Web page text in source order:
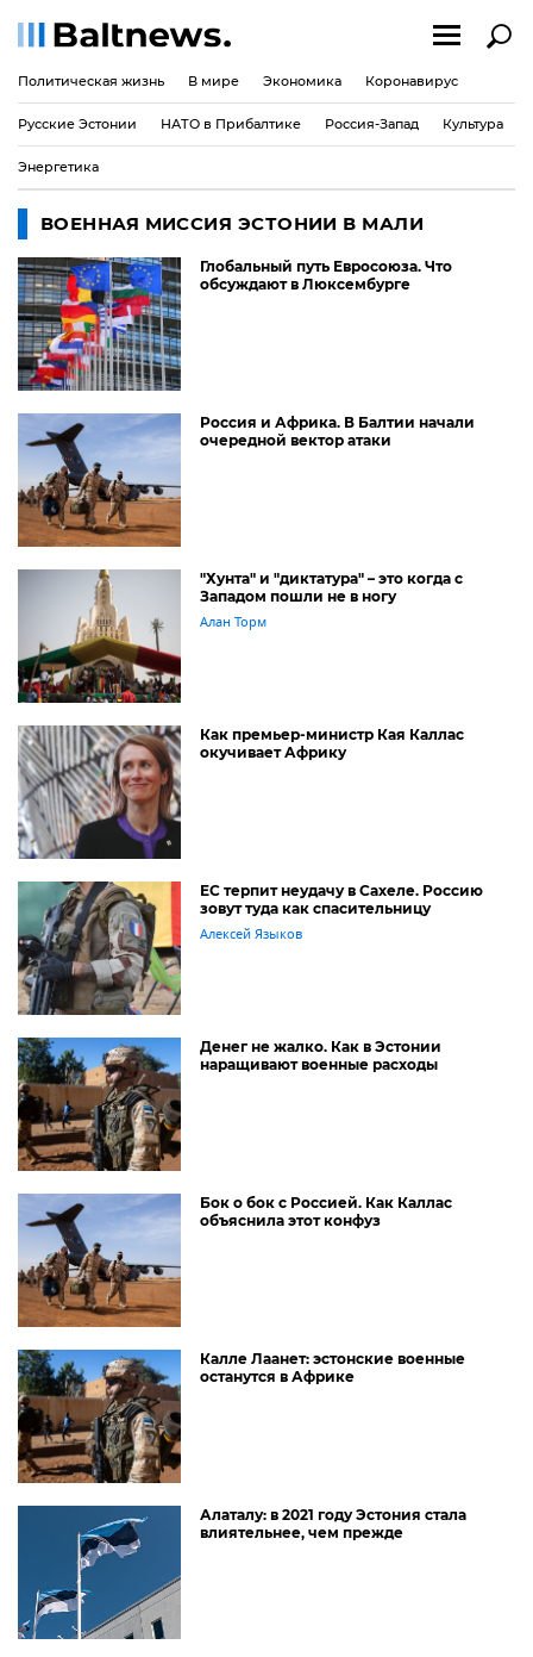
Политическая жизнь В мире Экономика Коронавирус
Русские Эстонии НАТО в Прибалтике Россия-Запад Культура
Энергетика
ВОЕННАЯ МИССИЯ ЭСТОНИИ В МАЛИ
Глобальный путь Евросоюза. Что
обсуждают в Люксембурге
Россия и Африка. В Балтии начали
очередной вектор атаки
"Хунта" и "диктатура" – это когда с
Западом пошли не в ногу
Алан Торм
Как премьер-министр Кая Каллас
окучивает Африку
ЕС терпит неудачу в Сахеле. Россию
зовут туда как спасительницу
Алексей Языков
Денег не жалко. Как в Эстонии
наращивают военные расходы
Бок о бок с Россией. Как Каллас
объяснила этот конфуз
Калле Лаанет: эстонские военные
останутся в Африке
Алаталу: в 2021 году Эстония стала
влиятельнее, чем прежде